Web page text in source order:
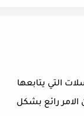
التي يتابعها
الامر رائع بشكل